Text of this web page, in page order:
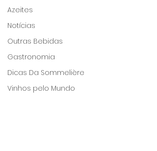
Azeites
Notícias
Outras Bebidas
Gastronomia
Dicas Da Sommelière
Vinhos pelo Mundo